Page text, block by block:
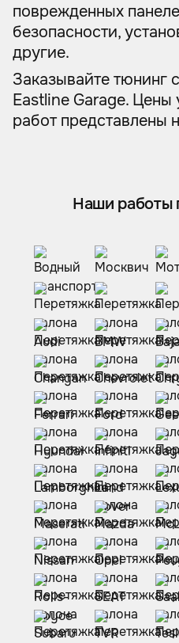
поврежденных
безопасности,
другие.
Заказывайте тюнинг
Eastline Garage.
работ представлены
Наши работы